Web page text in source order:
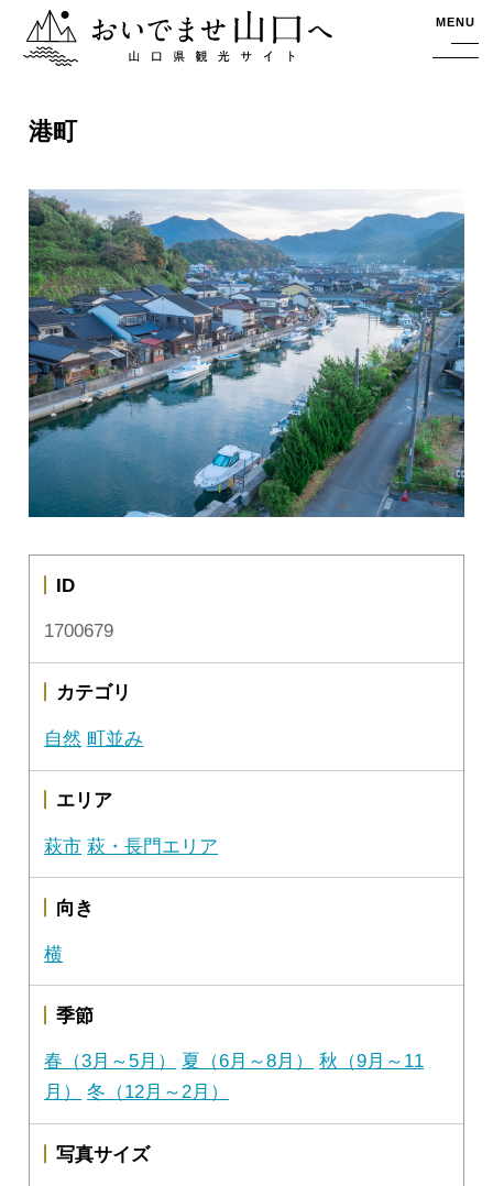
おいでませ山口へー山口県観光サイト MENU
港町
ID
1700679
カテゴリ
自然 町並み
エリア
萩市 萩・長門エリア
向き
横
季節
春（3月～5月） 夏（6月～8月）
秋（9月～11
月）
冬（12月～2月）
写真サイズ